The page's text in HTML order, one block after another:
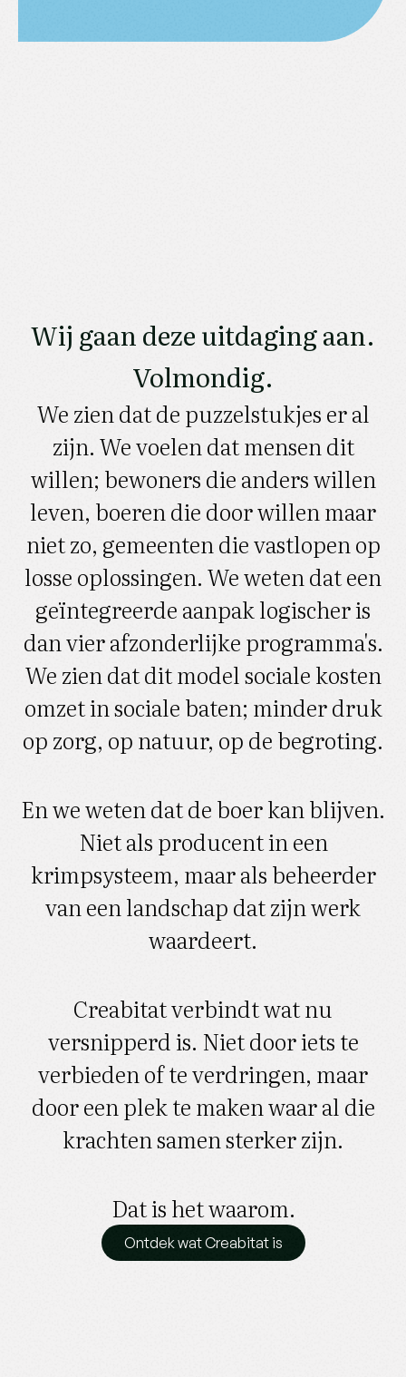
Wij gaan deze uitdaging aan.
Volmondig.
We zien dat de puzzelstukjes er al
zijn. We voelen dat mensen dit
willen; bewoners die anders willen
leven, boeren die door willen maar
niet zo, gemeenten die vastlopen op
losse oplossingen. We weten dat een
geïntegreerde aanpak logischer is
dan vier afzonderlijke programma's.
We zien dat dit model sociale kosten
omzet in sociale baten; minder druk
op zorg, op natuur, op de begroting.
En we weten dat de boer kan blijven.
Niet als producent in een
krimpsysteem, maar als beheerder
van een landschap dat zijn werk
waardeert.
Creabitat verbindt wat nu
versnipperd is. Niet door iets te
verbieden of te verdringen, maar
door een plek te maken waar al die
krachten samen sterker zijn.
Dat is het waarom.
Ontdek wat Creabitat is